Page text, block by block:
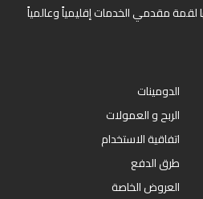
لقمة مقدمي الخدمات إقليمياً وعالمياً
الدومينات
الربح و العمولات
اتفاقية الاستخدام
طرق الدفع
العروض الخاصة